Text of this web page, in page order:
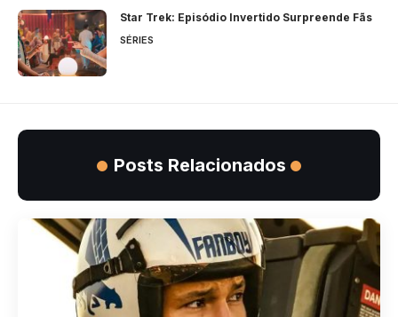
Star Trek: Episódio Invertido Surpreende Fãs
SÉRIES
Posts Relacionados